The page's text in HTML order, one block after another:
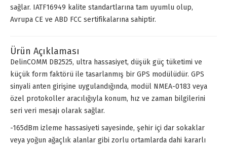
sağlar. IATF16949 kalite standartlarına tam uyumlu olup,
Avrupa CE ve ABD FCC sertifikalarına sahiptir.
Ürün Açıklaması
DelinCOMM DB2525, ultra hassasiyet, düşük güç tüketimi ve
küçük form faktörü ile tasarlanmış bir GPS modülüdür. GPS
sinyali anten girişine uygulandığında, modül NMEA-0183 veya
özel protokoller aracılığıyla konum, hız ve zaman bilgilerini
seri veri mesajı olarak sağlar.
-165dBm izleme hassasiyeti sayesinde, şehir içi dar sokaklar
veya yoğun ağaçlık alanlar gibi zorlu ortamlarda dahi kararlı